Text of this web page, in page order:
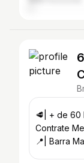
🥩| + de 60
Contrate
📍| Barra